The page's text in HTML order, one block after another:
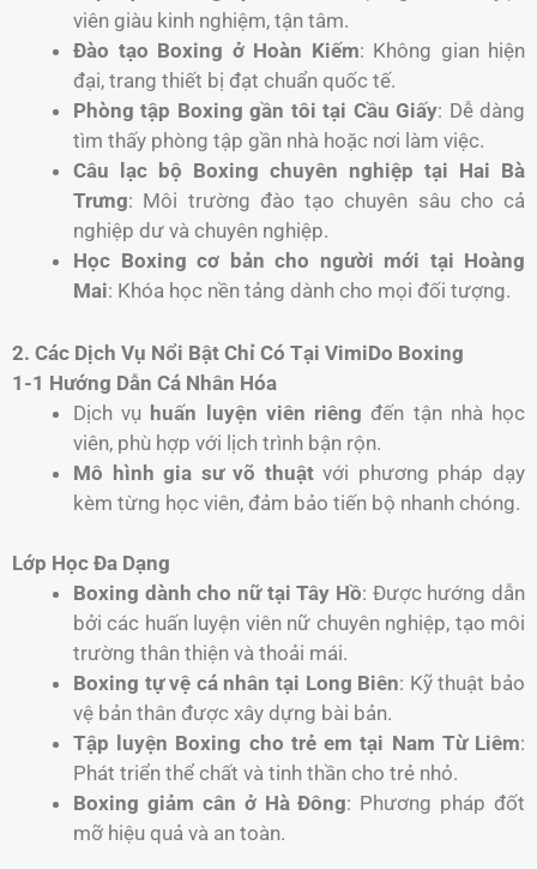
viên giàu kinh nghiệm, tận tâm.
Đào tạo Boxing ở Hoàn Kiếm: Không gian hiện
đại, trang thiết bị đạt chuẩn quốc tế.
Phòng tập Boxing gần tôi tại Cầu Giấy: Dễ dàng
tìm thấy phòng tập gần nhà hoặc nơi làm việc.
Câu lạc bộ Boxing chuyên nghiệp tại Hai Bà
Trưng: Môi trường đào tạo chuyên sâu cho cả
nghiệp dư và chuyên nghiệp.
Học Boxing cơ bản cho người mới tại Hoàng
Mai: Khóa học nền tảng dành cho mọi đối tượng.
2. Các Dịch Vụ Nổi Bật Chỉ Có Tại VimiDo Boxing
1-1 Hướng Dẫn Cá Nhân Hóa
Dịch vụ huấn luyện viên riêng đến tận nhà học
viên, phù hợp với lịch trình bận rộn.
Mô hình gia sư võ thuậtvới phương pháp dạy
kèm từng học viên, đảm bảo tiến bộ nhanh chóng.
Lớp Học Đa Dạng
Boxing dành cho nữ tại Tây Hồ: Được hướng dẫn
bởi các huấn luyện viên nữ chuyên nghiệp, tạo môi
trường thân thiện và thoải mái.
Boxing tự vệ cá nhân tại Long Biên: Kỹ thuật bảo
vệ bản thân được xây dựng bài bản.
Tập luyện Boxing cho trẻ em tại Nam Từ Liêm:
Phát triển thể chất và tinh thần cho trẻ nhỏ.
Boxing giảm cân ở Hà Đông: Phương pháp đốt
mỡ hiệu quả và an toàn.